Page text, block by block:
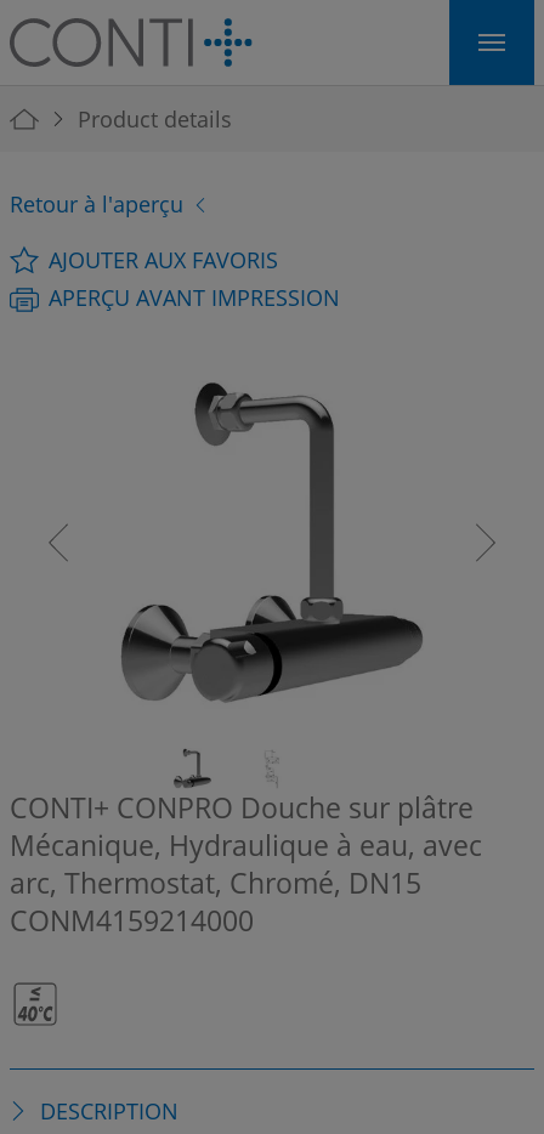
Skip to main navigation
Skip to main content
Skip to page footer
You are here:
Product details
Retour à l'aperçu
AJOUTER AUX FAVORIS
APERÇU AVANT IMPRESSION
CONTI+ CONPRO Douche sur plâtre
Mécanique, Hydraulique à eau, avec
arc, Thermostat, Chromé, DN15
CONM4159214000
DESCRIPTION